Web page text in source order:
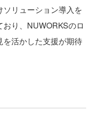
リューション導入を
り、NUWORKSのロ
活かした支援が期待